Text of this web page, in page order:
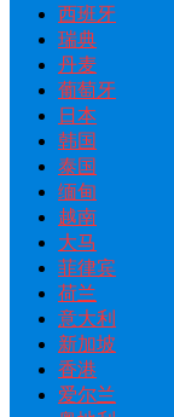
西班牙
瑞典
丹麦
葡萄牙
日本
韩国
泰国
缅甸
越南
大马
菲律宾
荷兰
意大利
新加坡
香港
爱尔兰